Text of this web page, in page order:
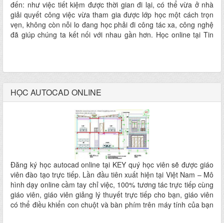
đến: như việc tiết kiệm được thời gian đi lại, có thể vừa ở nhà
giải quyết công việc vừa tham gia được lớp học một cách trọn
vẹn, không còn nỗi lo đang học phải đi công tác xa, công nghệ
đã giúp chúng ta kết nối với nhau gần hơn. Học online tại Tin
HỌC AUTOCAD ONLINE
Đăng ký học autocad online tại KEY quý học viên sẽ được giáo
viên đào tạo trực tiếp. Lần đầu tiên xuất hiện tại Việt Nam – Mô
hình dạy online cầm tay chỉ việc, 100% tương tác trực tiếp cùng
giáo viên, giáo viên giảng lý thuyết trực tiếp cho bạn, giáo viên
có thể điều khiển con chuột và bàn phím trên máy tính của bạn